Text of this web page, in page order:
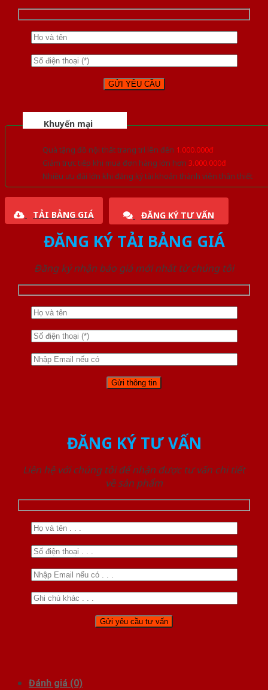
Khuyến mại
Quà tặng đồ nội thất trang trí lên đến 1.000.000đ
Giảm trực tiếp khi mua đơn hàng lớn hơn 3.000.000đ
Nhiều ưu đãi lớn khi đăng ký tài khoản thành viên thân thiết
TẢI BẢNG GIÁ ĐĂNG KÝ TƯ VẤN
ĐĂNG KÝ TẢI BẢNG GIÁ
Đăng ký nhận báo giá mới nhất từ chúng tôi
ĐĂNG KÝ TƯ VẤN
Liên hệ với chúng tôi để nhận được tư vấn chi tiết
về sản phẩm
Đánh giá (0)